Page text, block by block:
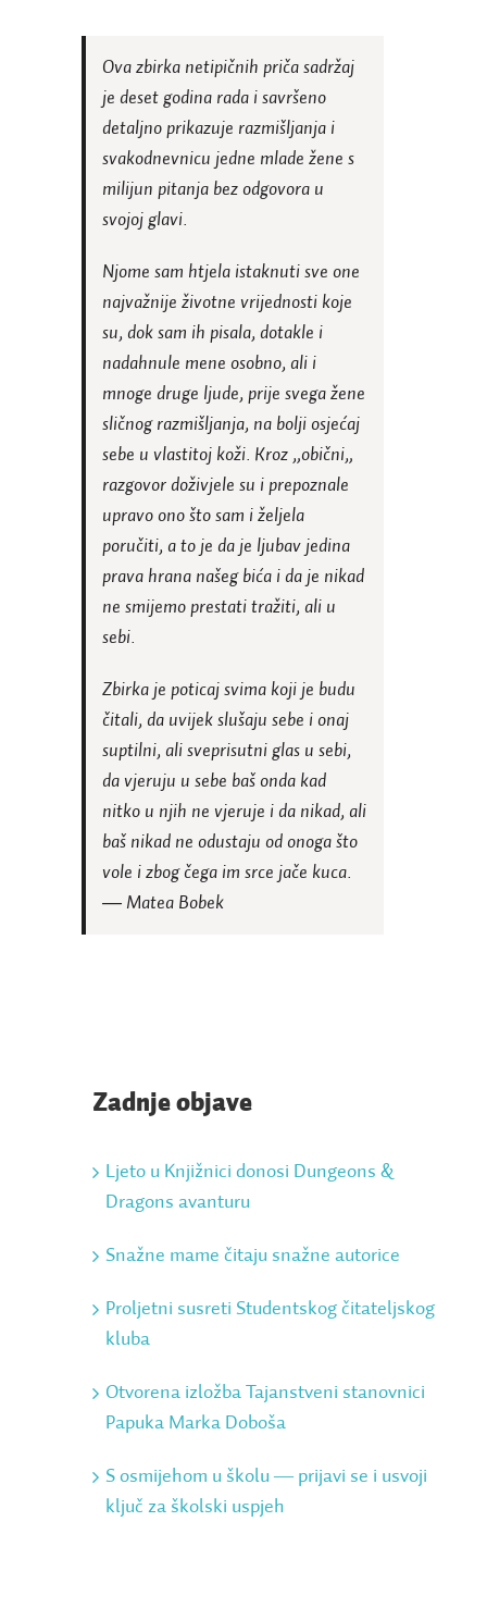
Ova zbirka netipičnih priča sadržaj
je deset godina rada i savršeno
detaljno prikazuje razmišljanja i
svakodnevnicu jedne mlade žene s
milijun pitanja bez odgovora u
svojoj glavi.
Njome sam htjela istaknuti sve one
najvažnije životne vrijednosti koje
su, dok sam ih pisala, dotakle i
nadahnule mene osobno, ali i
mnoge druge ljude, prije svega žene
sličnog razmišljanja, na bolji osjećaj
sebe u vlastitoj koži. Kroz „obični„
razgovor doživjele su i prepoznale
upravo ono što sam i željela
poručiti, a to je da je ljubav jedina
prava hrana našeg bića i da je nikad
ne smijemo prestati tražiti, ali u
sebi.
Zbirka je poticaj svima koji je budu
čitali, da uvijek slušaju sebe i onaj
suptilni, ali sveprisutni glas u sebi,
da vjeruju u sebe baš onda kad
nitko u njih ne vjeruje i da nikad, ali
baš nikad ne odustaju od onoga što
vole i zbog čega im srce jače kuca.
― Matea Bobek
Zadnje objave
Ljeto u Knjižnici donosi Dungeons &
Dragons avanturu
Snažne mame čitaju snažne autorice
Proljetni susreti Studentskog čitateljskog
kluba
Otvorena izložba Tajanstveni stanovnici
Papuka Marka Doboša
S osmijehom u školu ― prijavi se i usvoji
ključ za školski uspjeh